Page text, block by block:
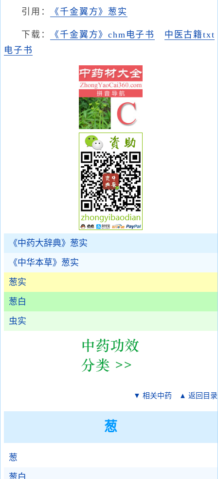
引用： 《千金翼方》葱实
下载： 《千金翼方》chm电子书
中医古籍txt
电子书
《中药大辞典》葱实
《中华本草》葱实
葱实
葱白
虫实
▼ 相关中药 ▲ 返回目录
葱
葱
葱白